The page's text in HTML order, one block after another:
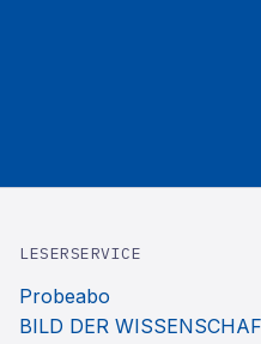
LESERSERVICE
Probeabo
BILD DER